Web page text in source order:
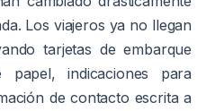
Los viajeros ya no llegan
tarjetas de embarque
papel, indicaciones para
de contacto escrita a